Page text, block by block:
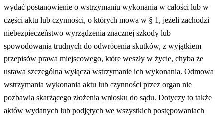
wydać postanowienie o wstrzymaniu wykonania w całości lub w
części aktu lub czynności, o których mowa w § 1, jeżeli zachodzi
niebezpieczeństwo wyrządzenia znacznej szkody lub
spowodowania trudnych do odwrócenia skutków, z wyjątkiem
przepisów prawa miejscowego, które weszły w życie, chyba że
ustawa szczególna wyłącza wstrzymanie ich wykonania. Odmowa
wstrzymania wykonania aktu lub czynności przez organ nie
pozbawia skarżącego złożenia wniosku do sądu. Dotyczy to także
aktów wydanych lub podjętych we wszystkich postępowaniach